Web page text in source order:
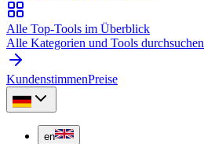
Alle Top-Tools im Überblick
Alle Kategorien und Tools durchsuchen
KundenstimmenPreise
en